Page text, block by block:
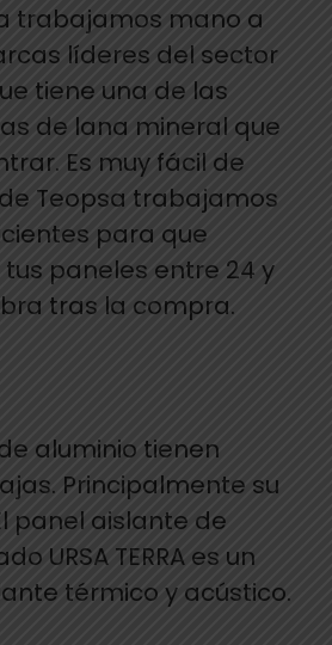
trabajamos mano a
líderes del sector
tiene una de las
de lana mineral que
Es muy fácil de
Teopsa trabajamos
para que
paneles entre 24 y
tras la compra.
aluminio tienen
Principalmente su
panel aislante de
URSA TERRA es un
térmico y acústico.